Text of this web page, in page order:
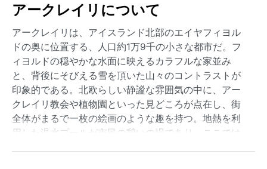
アークレイリについて
アークレイリは、アイスランド北部のエイヤフィヨル
ドの奥に位置する、人口約1万9千の小さな都市だ。フ
ィヨルドの穏やかな水面に映えるカラフルな家並み
と、背後にそびえる雪を頂いた山々のコントラストが
印象的である。北欧らしい静謐な雰囲気の中に、アー
クレイリ教会や植物園といった見どころが点在し、街
全体がまるで一枚の絵画のような趣を持つ。地熱を利
用した温水プールが市民の憩いの場であり、ここでは